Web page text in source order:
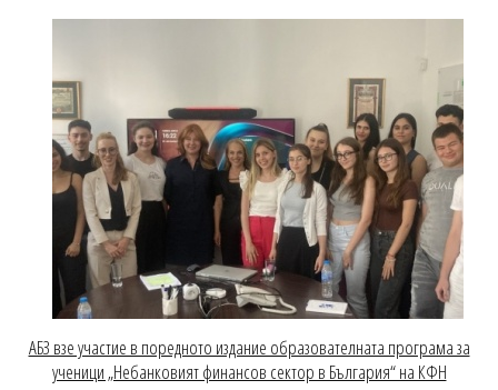
АБЗ взе участие в поредното издание образователната програма за
ученици „Небанковият финансов сектор в България“ на КФН